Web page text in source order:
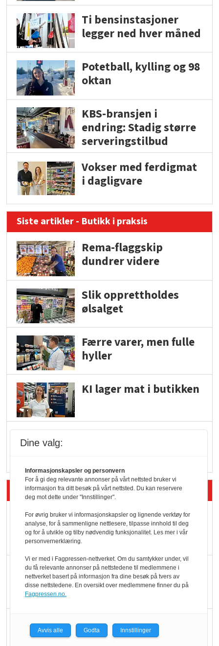
Ti bensinstasjoner
legger ned hver måned
Potetball, kylling og 98
oktan
KBS-bransjen i
endring: Stadig større
serveringstilbud
Vokser med ferdigmat
i dagligvare
Siste artikler - Butikk i praksis
Rema-flaggskip
dundrer videre
Slik opprettholdes
ølsalget
Færre varer, men fulle
hyller
KI lager mat i butikken
Siste artikler - Økologisk
Kolonihagens norske
yoghurt: Trues av
melkemangel
Marit Kolby vant
Økologisk Norge sin
Blir enklere å velge
økologisk i butikkhylla
Dine valg:
Informasjonskapsler og personvern
For å gi deg relevante annonser på vårt nettsted bruker vi
informasjon fra ditt besøk på vårt nettsted. Du kan reservere
deg mot dette under "Innstillinger".
For øvrig bruker vi informasjonskapsler og lignende verktøy for
analyse, for å sammenligne nettlesere, tilpasse innhold til deg
og for å utvikle og tilby nødvendig funksjonalitet. Les mer i vår
personvernerklæring.
Vi er med i Fagpressen-nettverket. Om du samtykker under, vil
du få relevante annonser på nettstedene til medlemmene i
nettverket basert på informasjon fra dine besøk på tvers av
disse nettstedene. En oversikt over medlemmene finner du på
Fagpressen.no.
Avvis alle Godta Innstillinger